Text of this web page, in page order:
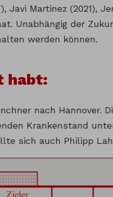
Javi Martinez (2021),
Unabhängig der
werden können.
habt:
nach Hannover.
Krankenstand
sich auch Philipp